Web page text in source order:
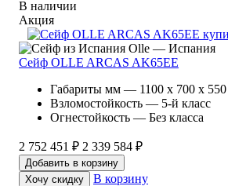
В наличии
Акция
Olle — Испания
Сейф OLLE ARCAS AK65EE
Габариты мм — 1100 x 700 x 550
Взломостойкость — 5-й класс
Огнестойкость — Без класса
2 752 451 ₽ 2 339 584 ₽
Добавить в корзину
Хочу скидку
В корзину